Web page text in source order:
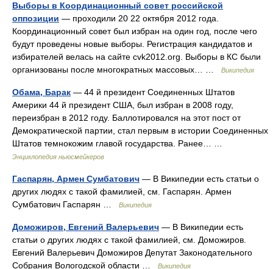
Выборы в Координационный совет российской
оппозиции — проходили 20 22 октября 2012 года.
Координационный совет был избран на один год, после чего
будут проведены новые выборы. Регистрация кандидатов и
избирателей велась на сайте cvk2012.org. Выборы в КС были
организованы после многократных массовых… …
Википедия
Обама, Барак — 44 й президент Соединенных Штатов
Америки 44 й президент США, был избран в 2008 году,
переизбран в 2012 году. Баллотировался на этот пост от
Демократической партии, стал первым в истории Соединенных
Штатов темнокожим главой государства. Ранее… …
Энциклопедия ньюсмейкеров
Гаспарян, Армен Сумбатович — В Википедии есть статьи о
других людях с такой фамилией, см. Гаспарян. Армен
Сумбатович Гаспарян …
Википедия
Доможиров, Евгений Валерьевич — В Википедии есть
статьи о других людях с такой фамилией, см. Доможиров.
Евгений Валерьевич Доможиров Депутат Законодательного
Собрания Вологодской области …
Википедия